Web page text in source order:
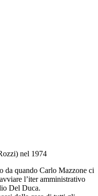
nel 1974
da quando Carlo Mazzone ci
l’iter amministrativo
Del Duca.